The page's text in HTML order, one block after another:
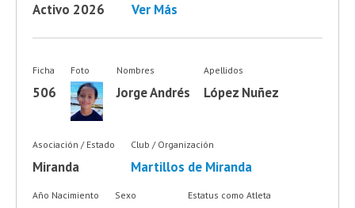
Activo 2026 Ver Más
Ficha
506
Foto Nombres
Jorge Andrés
Apellidos
López Nuñez
Asociación / Estado
Miranda
Club / Organización
Martillos de Miranda
Año Nacimiento Sexo Estatus como Atleta